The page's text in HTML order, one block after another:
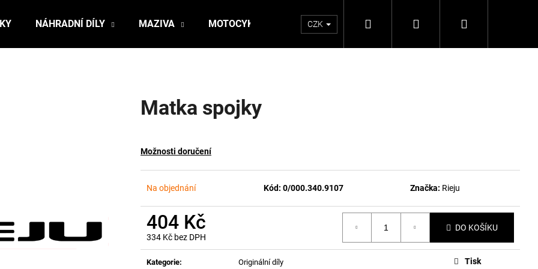
NÁHRADNÍ DÍLY MAZIVA MOTOCYKLY CZK Hledat PřihlášeníNákupní
Matka spojky
Možnosti doručení
Na objednání Kód: 0/000.340.9107 Značka: Rieju
404 Kč
334 Kč bez DPH
Měrná
cena:
DO KOŠÍKU
Kategorie:
Originální díly
Tisk
HLEDAT